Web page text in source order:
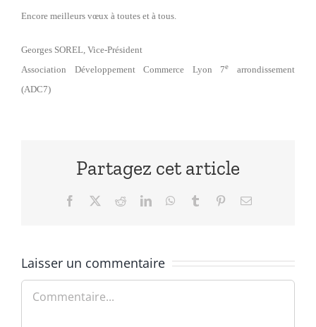
Encore meilleurs vœux à toutes et à tous.
Georges SOREL, Vice-Président
Association Développement Commerce Lyon 7e
arrondissement
(ADC7)
Partagez cet article
Facebook RedditLinkedInWhatsApp
Tumblr PinterestEmail
Laisser un commentaire
Commentaire